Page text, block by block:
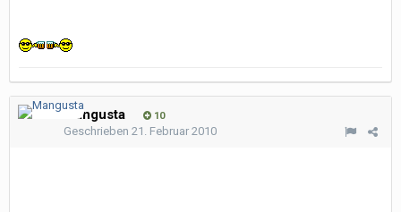
Mangusta 10
Geschrieben 21. Februar 2010